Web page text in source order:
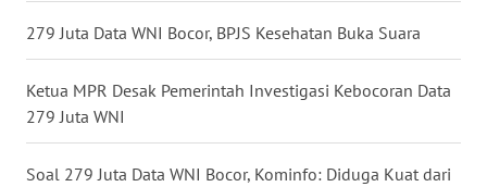
279 Juta Data WNI Bocor, BPJS Kesehatan Buka Suara
Ketua MPR Desak Pemerintah Investigasi Kebocoran Data
279 Juta WNI
Soal 279 Juta Data WNI Bocor, Kominfo: Diduga Kuat dari